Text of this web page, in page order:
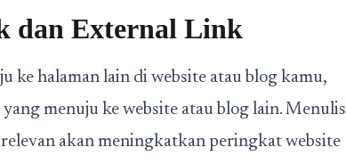
dan External Link
ke halaman lain di website atau blog kamu,
menuju ke website atau blog lain. Menulis
akan meningkatkan peringkat website